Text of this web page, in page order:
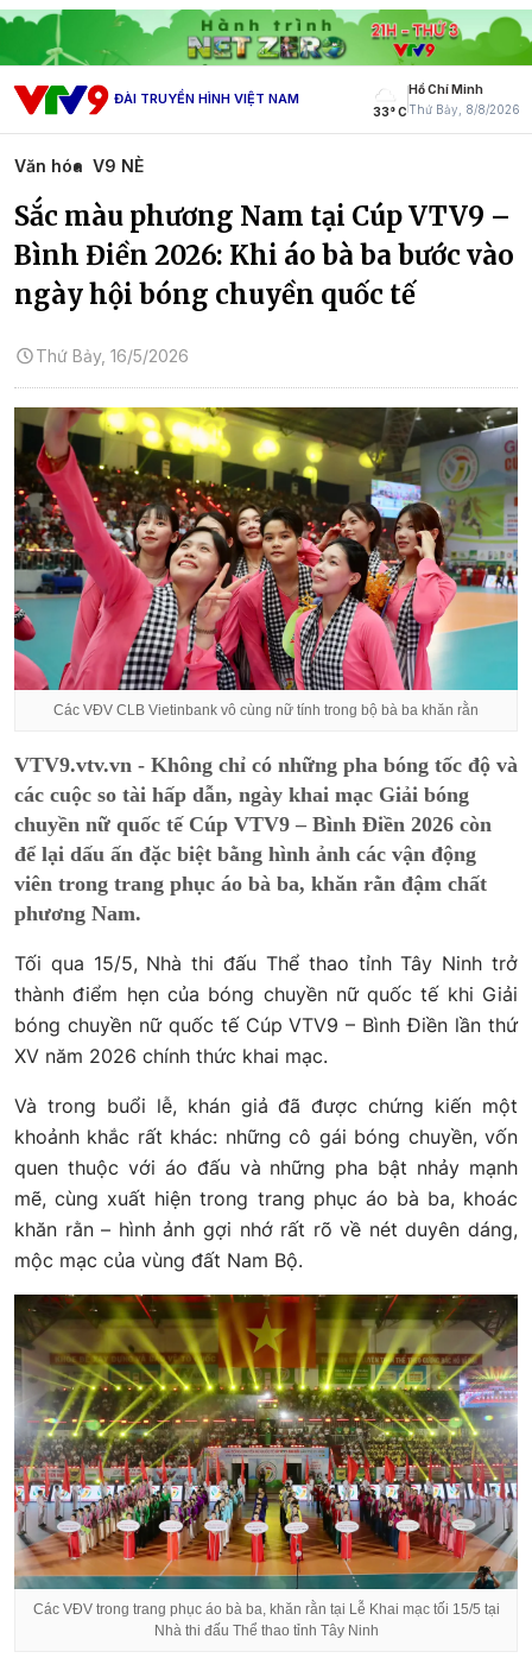
ĐÀI TRUYỀN HÌNH VIỆT NAM
33° C
Hồ Chí Minh
Thứ Bảy, 8/8/2026
Văn hóa V9 NÈ
Sắc màu phương Nam tại Cúp VTV9 –
Bình Điền 2026: Khi áo bà ba bước vào
ngày hội bóng chuyền quốc tế
Thứ Bảy, 16/5/2026
Các VĐV CLB Vietinbank vô cùng nữ tính trong bộ bà ba khăn rằn
VTV9.vtv.vn - Không chỉ có những pha bóng tốc độ và
các cuộc so tài hấp dẫn, ngày khai mạc Giải bóng
chuyền nữ quốc tế Cúp VTV9 – Bình Điền 2026 còn
để lại dấu ấn đặc biệt bằng hình ảnh các vận động
viên trong trang phục áo bà ba, khăn rằn đậm chất
phương Nam.
Tối qua 15/5, Nhà thi đấu Thể thao tỉnh Tây Ninh trở
thành điểm hẹn của bóng chuyền nữ quốc tế khi Giải
bóng chuyền nữ quốc tế Cúp VTV9 – Bình Điền lần thứ
XV năm 2026 chính thức khai mạc.
Và trong buổi lễ, khán giả đã được chứng kiến một
khoảnh khắc rất khác: những cô gái bóng chuyền, vốn
quen thuộc với áo đấu và những pha bật nhảy mạnh
mẽ, cùng xuất hiện trong trang phục áo bà ba, khoác
khăn rằn – hình ảnh gợi nhớ rất rõ về nét duyên dáng,
mộc mạc của vùng đất Nam Bộ.
Các VĐV trong trang phục áo bà ba, khăn rằn tại Lễ Khai mạc tối 15/5 tại
Nhà thi đấu Thể thao tỉnh Tây Ninh